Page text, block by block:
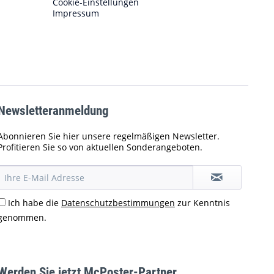
Impressum
Sie hier unsere regelmäßigen Newsletter.
Sie so von aktuellen Sonderangeboten.
Ich habe die Datenschutzbestimmungen zur Kenntnis